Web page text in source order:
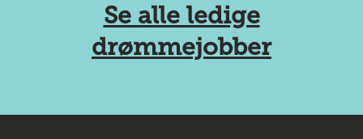
Se alle ledige
drømmejobber